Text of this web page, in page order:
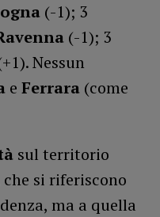
(-1); 3
(-1); 3
Nessun
e Ferrara (come
sul territorio
si riferiscono
ma a quella